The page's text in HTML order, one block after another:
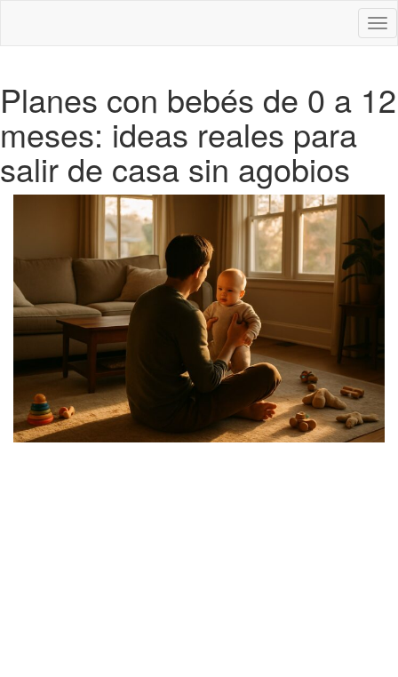
Planes con bebés de 0 a 12
meses: ideas reales para
salir de casa sin agobios